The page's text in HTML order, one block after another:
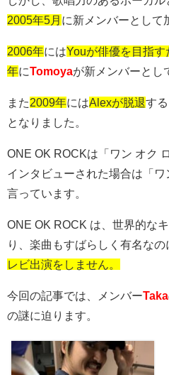
2005年5月 に新メンバーとして
2006年にはYouが俳優を目指す
年にTomoyaが新メンバーとし
また2009年にはAlexが脱退す
となりました。
ONE OK ROCKは「ワン オク
インタビューされた場合は「
言っています。
ONE OK ROCK は、世界的な
り、楽曲もすばらしく有名な
レビ出演をしません。
今回の記事では、メンバーTaka
の謎に迫ります。